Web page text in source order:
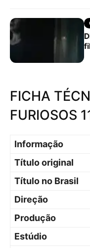
FICHA
FURIOSOS
Informação
Título original
Título no Brasil
Direção
Produção
Estúdio